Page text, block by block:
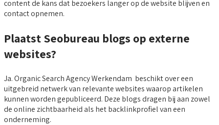
content de kans dat bezoekers langer op de website blijven en
contact opnemen.
Plaatst Seobureau blogs op externe
websites?
Ja. Organic Search Agency Werkendam beschikt over een
uitgebreid netwerk van relevante websites waarop artikelen
kunnen worden gepubliceerd. Deze blogs dragen bij aan zowel
de online zichtbaarheid als het backlinkprofiel van een
onderneming.